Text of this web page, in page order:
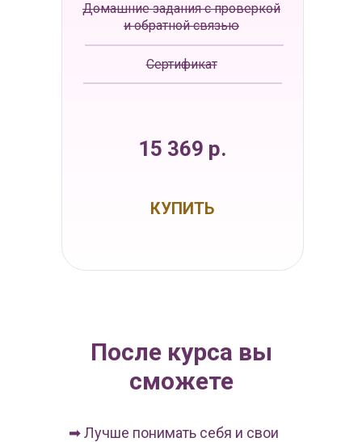
Домашние задания с проверкой
и обратной связью
Сертификат
15 369 р.
КУПИТЬ
После курса вы
сможете
➡ Лучше понимать себя и свои